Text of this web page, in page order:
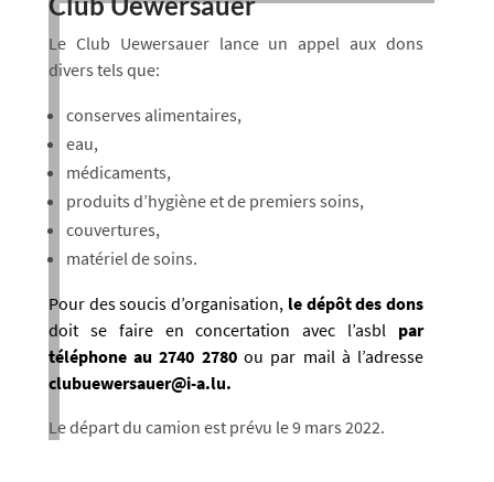
Le Club Uewersauer lance un appel aux dons
divers tels que:
conserves alimentaires,
eau,
médicaments,
produits d’hygiène et de premiers soins,
couvertures,
matériel de soins.
Pour des soucis d’organisation, le dépôt des dons
doit se faire en concertation avec l’asbl par
téléphone au 2740 2780 ou par mail à l’adresse
clubuewersauer@i-a.lu.
Le départ du camion est prévu le 9 mars 2022.